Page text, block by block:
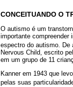
CONCEITUANDO O
O autismo é um
importante compreender
espectro do autismo. De
Nervous Child, escrito
em um grupo de 11
Kanner em 1943 que
pelas suas